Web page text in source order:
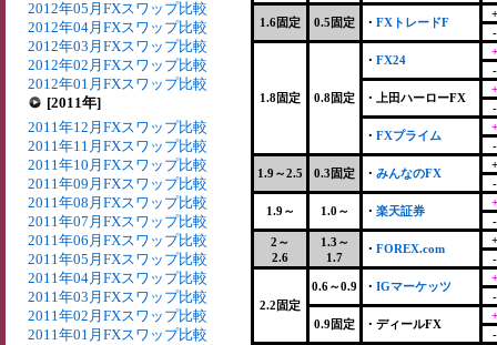
2012年05月FXスワップ比較
2012年04月FXスワップ比較
2012年03月FXスワップ比較
2012年02月FXスワップ比較
2012年01月FXスワップ比較
[2011年]
2011年12月FXスワップ比較
2011年11月FXスワップ比較
2011年10月FXスワップ比較
2011年09月FXスワップ比較
2011年08月FXスワップ比較
2011年07月FXスワップ比較
2011年06月FXスワップ比較
2011年05月FXスワップ比較
2011年04月FXスワップ比較
2011年03月FXスワップ比較
2011年02月FXスワップ比較
2011年01月FXスワップ比較
1.6固定 0.5固定 ・ FXトレードF
1.8固定 0.8固定
・ FX24
・上田ハーローFX
・ FXプライム
1.9～2.5 0.3固定 ・ みんなのFX
1.9～ 1.0～ ・ 楽天証券
2～
2.6
1.3～
1.7
・ FOREX.com
2.2固定
0.6～0.9 ・ IGマーケッツ
0.9固定 ・ディールFX